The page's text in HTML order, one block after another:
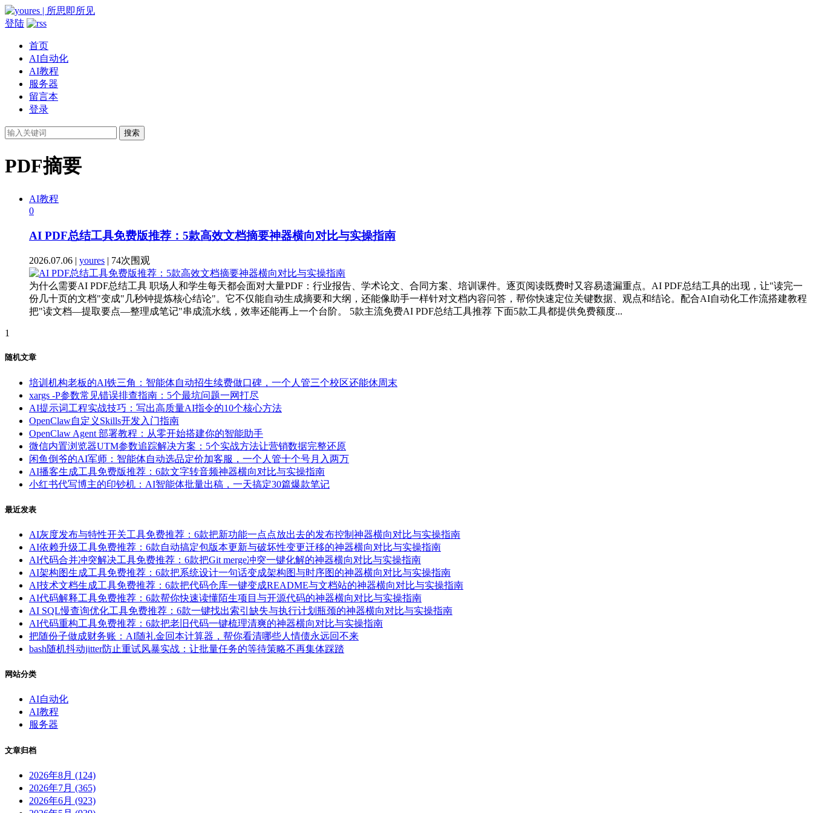
登陆
首页
AI自动化
AI教程
服务器
留言本
登录
搜索
PDF摘要
AI教程
0
AI PDF总结工具免费版推荐：5款高效文档摘要神器横向对比与实操指南
2026.07.06 | youres | 74次围观
为什么需要AI PDF总结工具 职场人和学生每天都会面对大量PDF：行业报告、学术论文、合同方案、培训课件。逐页阅读既费时又容易遗漏重点。AI PDF总结工具的出现，让"读完一
份几十页的文档"变成"几秒钟提炼核心结论"。它不仅能自动生成摘要和大纲，还能像助手一样针对文档内容问答，帮你快速定位关键数据、观点和结论。配合AI自动化工作流搭建教程
把"读文档—提取要点—整理成笔记"串成流水线，效率还能再上一个台阶。 5款主流免费AI PDF总结工具推荐 下面5款工具都提供免费额度...
1
随机文章
培训机构老板的AI铁三角：智能体自动招生续费做口碑，一个人管三个校区还能休周末
xargs -P参数常见错误排查指南：5个最坑问题一网打尽
AI提示词工程实战技巧：写出高质量AI指令的10个核心方法
OpenClaw自定义Skills开发入门指南
OpenClaw Agent 部署教程：从零开始搭建你的智能助手
微信内置浏览器UTM参数追踪解决方案：5个实战方法让营销数据完整还原
闲鱼倒爷的AI军师：智能体自动选品定价加客服，一个人管十个号月入两万
AI播客生成工具免费版推荐：6款文字转音频神器横向对比与实操指南
小红书代写博主的印钞机：AI智能体批量出稿，一天搞定30篇爆款笔记
最近发表
AI灰度发布与特性开关工具免费推荐：6款把新功能一点点放出去的发布控制神器横向对比与实操指南
AI依赖升级工具免费推荐：6款自动搞定包版本更新与破坏性变更迁移的神器横向对比与实操指南
AI代码合并冲突解决工具免费推荐：6款把Git merge冲突一键化解的神器横向对比与实操指南
AI架构图生成工具免费推荐：6款把系统设计一句话变成架构图与时序图的神器横向对比与实操指南
AI技术文档生成工具免费推荐：6款把代码仓库一键变成README与文档站的神器横向对比与实操指南
AI代码解释工具免费推荐：6款帮你快速读懂陌生项目与开源代码的神器横向对比与实操指南
AI SQL慢查询优化工具免费推荐：6款一键找出索引缺失与执行计划瓶颈的神器横向对比与实操指南
AI代码重构工具免费推荐：6款把老旧代码一键梳理清爽的神器横向对比与实操指南
把随份子做成财务账：AI随礼金回本计算器，帮你看清哪些人情债永远回不来
bash随机抖动jitter防止重试风暴实战：让批量任务的等待策略不再集体踩踏
网站分类
AI自动化
AI教程
服务器
文章归档
2026年8月 (124)
2026年7月 (365)
2026年6月 (923)